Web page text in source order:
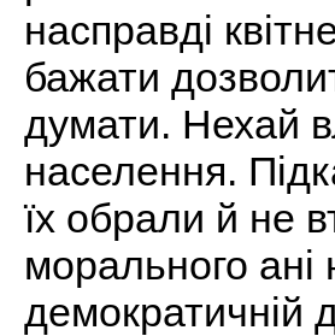
насправді
бажати
думати. Нехай
населення.
їх обрали й не
морального
демократичній